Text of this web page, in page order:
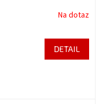
Na dotaz
DETAIL